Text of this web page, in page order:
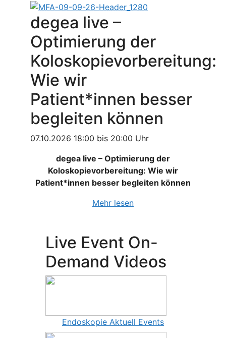
degea live –
Optimierung der
Koloskopievorbereitung:
Wie wir
Patient*innen besser
begleiten können
07.10.2026 18:00 bis 20:00 Uhr
degea live – Optimierung der
Koloskopievorbereitung: Wie wir
Patient*innen besser begleiten können
Mehr lesen
Live Event On-
Demand Videos
Endoskopie Aktuell Events